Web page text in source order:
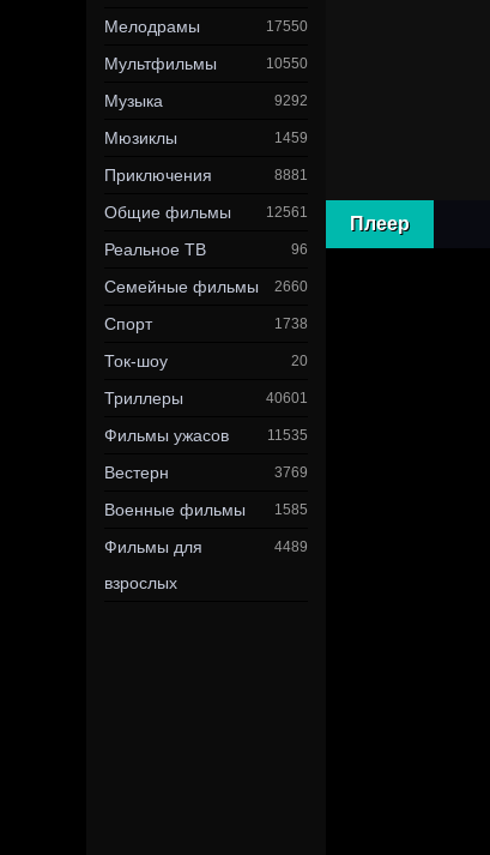
Мелодрамы 17550
Мультфильмы 10550
Музыка 9292
Мюзиклы 1459
Приключения 8881
Общие фильмы 12561
Реальное ТВ 96
Семейные фильмы 2660
Спорт 1738
Ток-шоу 20
Триллеры 40601
Фильмы ужасов 11535
Вестерн 3769
Военные фильмы 1585
Фильмы для
взрослых
4489
Плеер